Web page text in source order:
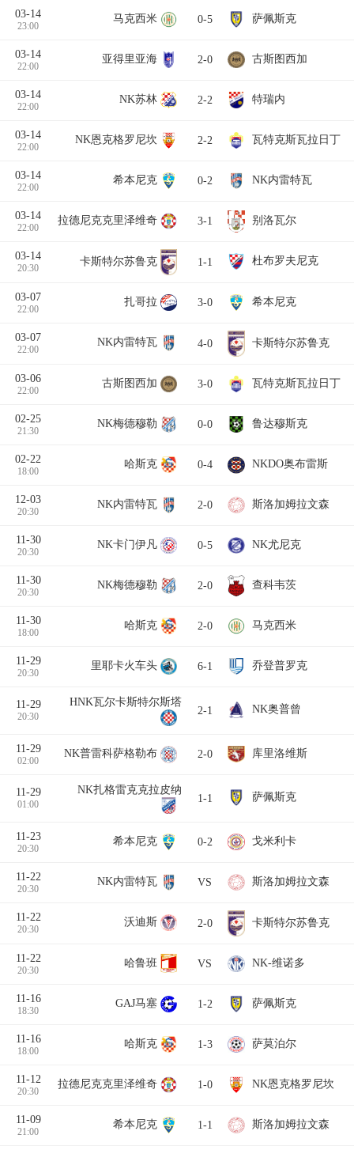
03-14
23:00
马克西米 0-5 萨佩斯克
03-14
22:00
亚得里亚海 2-0 古斯图西加
03-14
22:00
NK苏林 2-2 特瑞内
03-14
22:00
NK恩克格罗尼坎 2-2 瓦特克斯瓦拉日丁
03-14
22:00
希本尼克 0-2 NK内雷特瓦
03-14
22:00
拉德尼克克里泽维奇 3-1 别洛瓦尔
03-14
20:30
卡斯特尔苏鲁克 1-1 杜布罗夫尼克
03-07
22:00
扎哥拉 3-0 希本尼克
03-07
22:00
NK内雷特瓦 4-0 卡斯特尔苏鲁克
03-06
22:00
古斯图西加 3-0 瓦特克斯瓦拉日丁
02-25
21:30
NK梅德穆勒 0-0 鲁达穆斯克
02-22
18:00
哈斯克 0-4 NKDO奥布雷斯
12-03
20:30
NK内雷特瓦 2-0 斯洛加姆拉文森
11-30
20:30
NK卡门伊凡 0-5 NK尤尼克
11-30
20:30
NK梅德穆勒 2-0 查科韦茨
11-30
18:00
哈斯克 2-0 马克西米
11-29
20:30
里耶卡火车头 6-1 乔登普罗克
11-29
20:30
HNK瓦尔卡斯特尔斯塔
2-1 NK奥普曾
11-29
02:00
NK普雷科萨格勒布 2-0 库里洛维斯
11-29
01:00
NK扎格雷克克拉皮纳
1-1 萨佩斯克
11-23
20:30
希本尼克 0-2 戈米利卡
11-22
20:30
NK内雷特瓦 VS 斯洛加姆拉文森
11-22
20:30
沃迪斯 2-0 卡斯特尔苏鲁克
11-22
20:30
哈鲁班 VS NK-维诺多
11-16
18:30
GAJ马塞 1-2 萨佩斯克
11-16
18:00
哈斯克 1-3 萨莫泊尔
11-12
20:30
拉德尼克克里泽维奇 1-0 NK恩克格罗尼坎
11-09
21:00
希本尼克 1-1 斯洛加姆拉文森